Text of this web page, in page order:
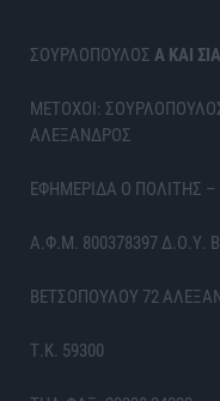
ΣΟΥΡΛΟΠΟΥΛΟΣ Α ΚΑΙ
ΜΕΤΟΧΟΙ:
ΑΛΕΞΑΝΔΡΟΣ
ΕΦΗΜΕΡΙΔΑ Ο ΠΟΛΙΤΗΣ –
Α.Φ.Μ. 800378397 Δ.Ο.Υ.
ΒΕΤΣΟΠΟΥΛΟΥ 72
Τ.Κ. 59300